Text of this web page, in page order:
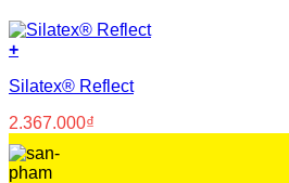
+
Silatex® Reflect
2.367.000₫